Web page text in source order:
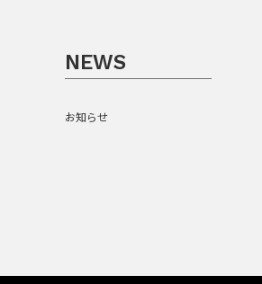
NEWS
お知らせ